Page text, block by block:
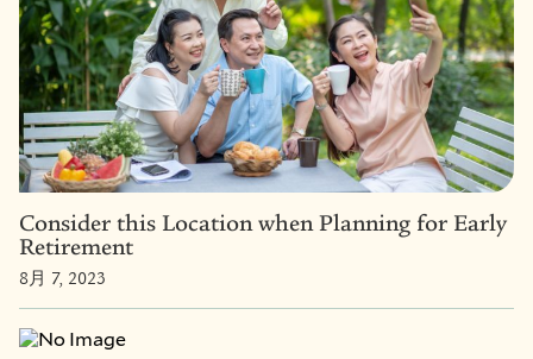
Consider this Location when Planning for Early
Retirement
8月 7, 2023